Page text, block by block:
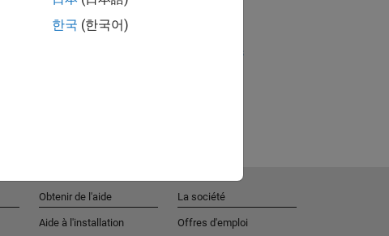
RELATED VIDEOS
View more related videos
한국 (한국어)
Obtenir de l'aide
Aide à l'installation
La société
Offres d'emploi